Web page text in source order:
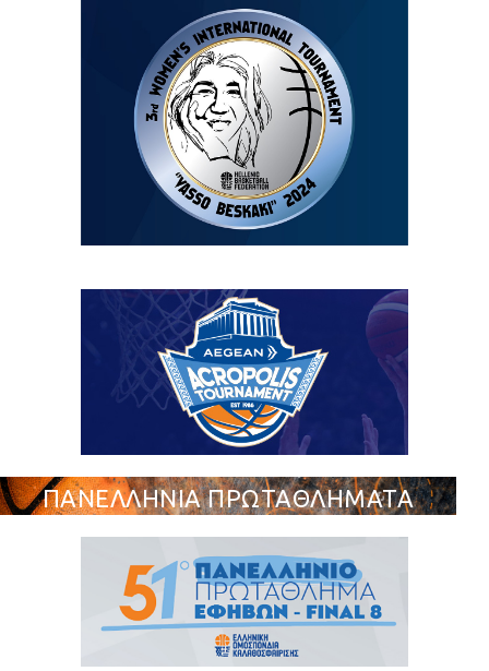
ΠΑΝΕΛΛΗΝΙΑ ΠΡΩΤΑΘΛΗΜΑΤΑ